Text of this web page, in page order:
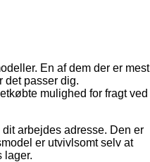
En af dem der er mest
det passer dig.
mulighed for fragt ved
arbejdes adresse. Den er
er utvivlsomt selv at
lager.